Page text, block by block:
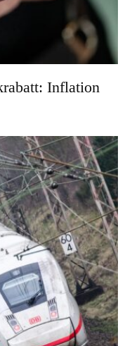
Inflation